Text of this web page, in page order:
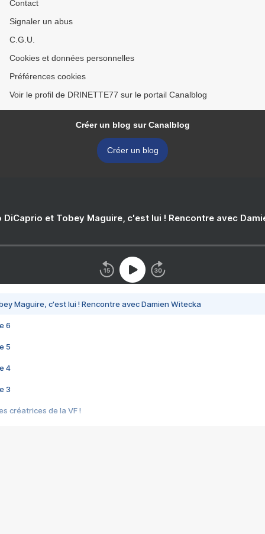
Contact
Signaler un abus
C.G.U.
Cookies et données personnelles
Préférences cookies
Voir le profil de DRINETTE77 sur le portail Canalblog
Créer un blog sur Canalblog
Créer un blog
DiCaprio et Tobey Maguire, c'est lui ! Rencontre avec
Maguire, c'est lui ! Rencontre avec Damien Witecka
6
5
4
3
créatrices de la VF !